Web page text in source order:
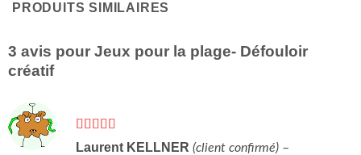
PRODUITS SIMILAIRES
3 avis pour Jeux pour la plage- Défouloir
créatif
Note5sur 5
Laurent KELLNER (client confirmé) –